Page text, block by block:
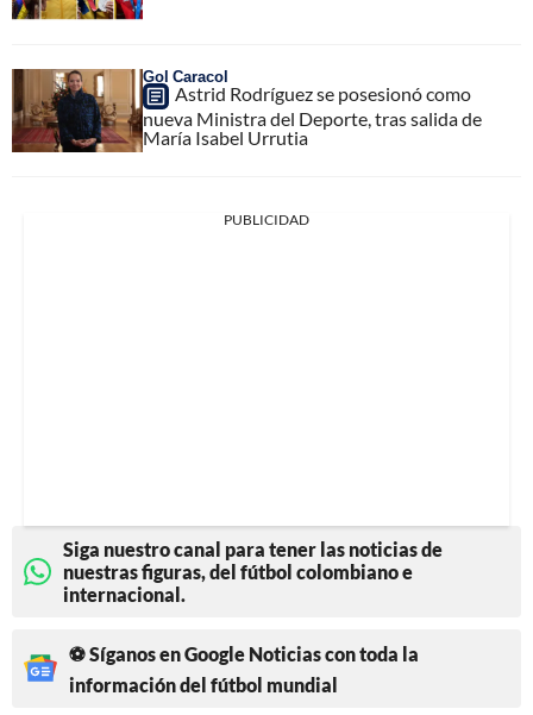
Gol Caracol
Astrid Rodríguez se posesionó como
nueva Ministra del Deporte, tras salida de
María Isabel Urrutia
PUBLICIDAD
Siga nuestro canal para tener las noticias de
nuestras figuras, del fútbol colombiano e
internacional.
⚽ Síganos en Google Noticias con toda la
información del fútbol mundial